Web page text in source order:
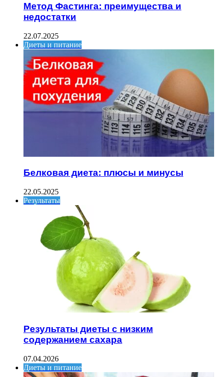
Метод Фастинга: преимущества и
недостатки
22.07.2025
Диеты и питание
Белковая диета: плюсы и минусы
22.05.2025
Результаты
Результаты диеты с низким
содержанием сахара
07.04.2026
Диеты и питание